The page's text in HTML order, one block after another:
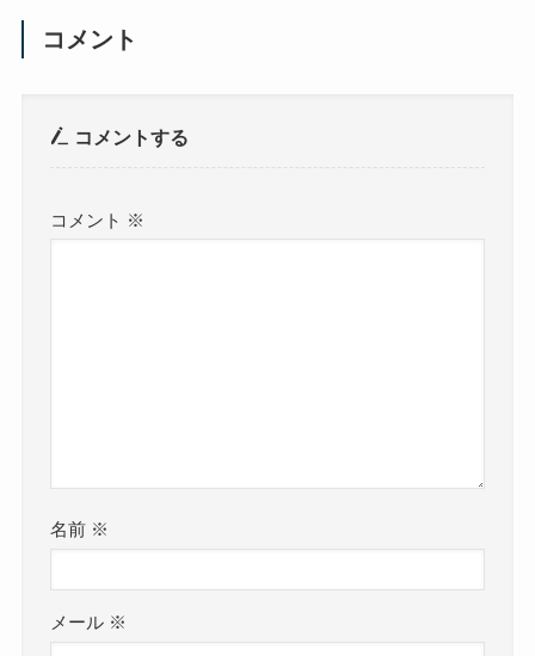
コメント
コメントする
コメント ※
名前 ※
メール ※